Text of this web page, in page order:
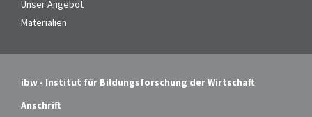
Unser Angebot
Materialien
ibw - Institut für Bildungsforschung der Wirtschaft
Anschrift